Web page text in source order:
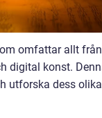
omfattar allt
digital konst.
utforska dess